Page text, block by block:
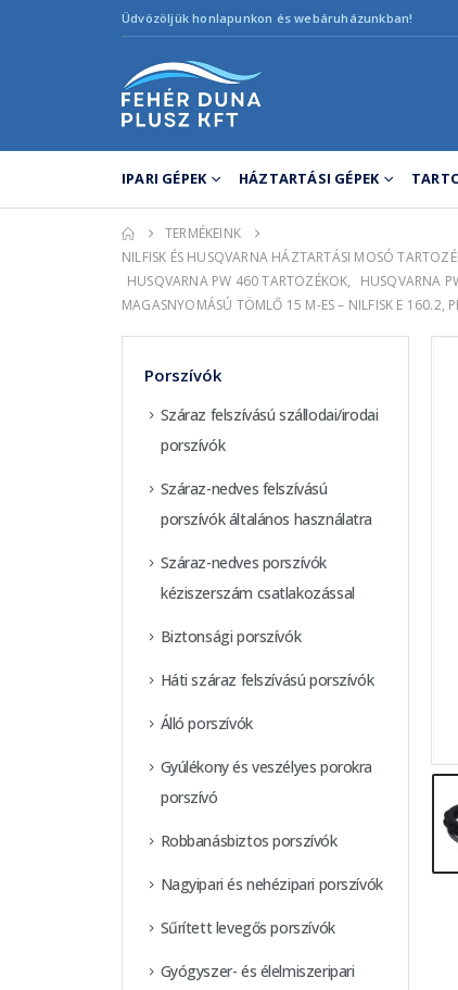
Üdvözöljük honlapunkon és webáruházunkban!
IPARI GÉPEK HÁZTARTÁSI GÉPEK
TERMÉKEINK
NILFISK ÉS HUSQVARNA HÁZTARTÁSI MOSÓ
HUSQVARNA PW 460 TARTOZÉKOK, HUSQVARNA
MAGASNYOMÁSÚ TÖMLŐ 15 M-ES – NILFISK E 160.2,
Porszívók
Száraz felszívású szállodai/irodai
porszívók
Száraz-nedves felszívású
porszívók általános használatra
Száraz-nedves porszívók
kéziszerszám csatlakozással
Biztonsági porszívók
Háti száraz felszívású porszívók
Álló porszívók
Gyúlékony és veszélyes porokra
porszívó
Robbanásbiztos porszívók
Nagyipari és nehézipari porszívók
Sűrített levegős porszívók
Gyógyszer- és élelmiszeripari